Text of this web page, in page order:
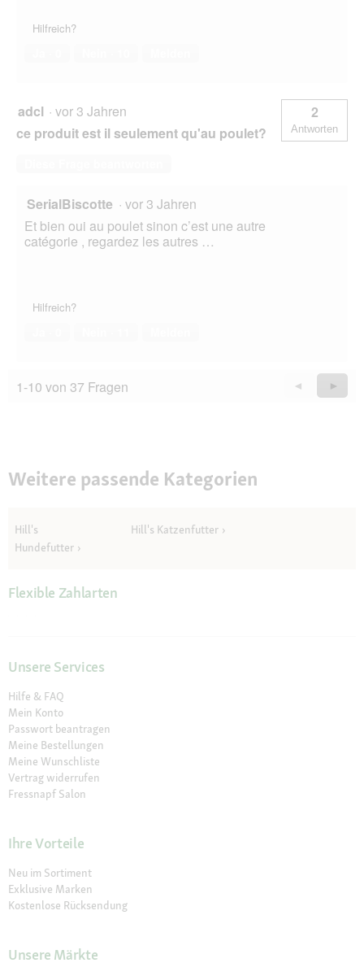
Hilfreich?
adcl · vor 3 Jahren
ce produit est il seulement qu'au poulet?
2
Antworten
SerialBiscotte · vor 3 Jahren
Et bien oui au poulet sinon c’est une autre
catégorie , regardez les autres …
Hilfreich?
1-10 von 37 Fragen
Zurück
Questions
◄
Weiter
►
Weitere passende Kategorien
Hill's
Hundefutter
Hill's Katzenfutter
Flexible Zahlarten
Unsere Services
Hilfe & FAQ
Mein Konto
Passwort beantragen
Meine Bestellungen
Meine Wunschliste
Vertrag widerrufen
Fressnapf Salon
Ihre Vorteile
Neu im Sortiment
Exklusive Marken
Kostenlose Rücksendung
Unsere Märkte